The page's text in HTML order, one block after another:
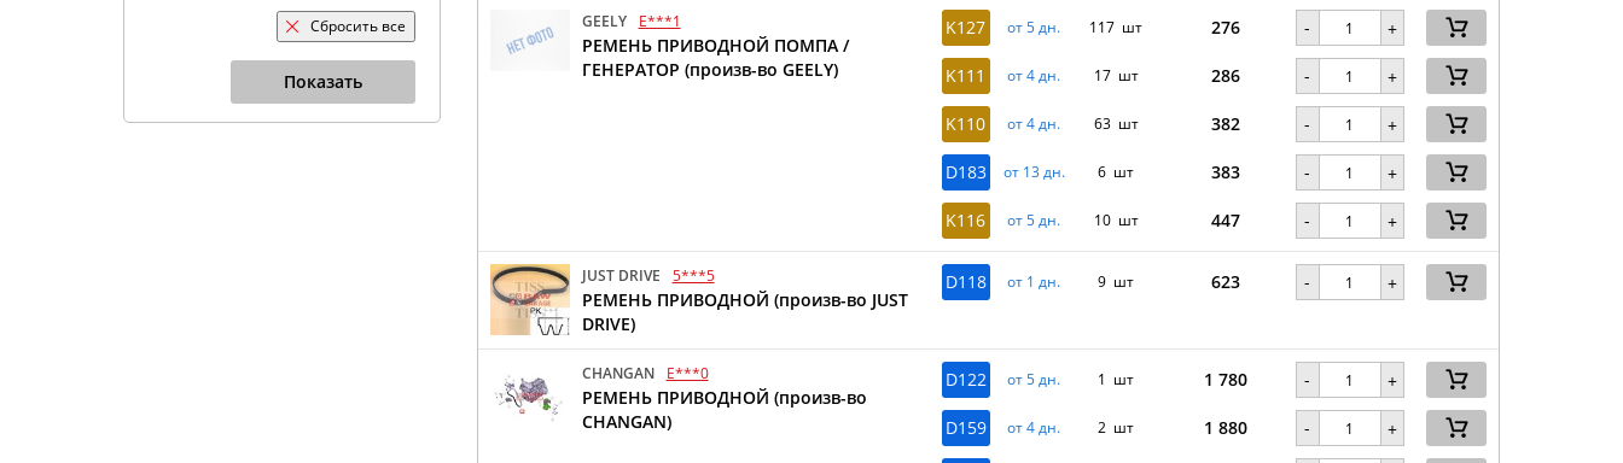
Сбросить все
Показать
GEELY E***1
РЕМЕНЬ ПРИВОДНОЙ ПОМПА /
ГЕНЕРАТОР (произв-во GEELY)
K127 от 5 дн. 117 шт 276 - +
K111 от 4 дн. 17 шт 286 - +
K110 от 4 дн. 63 шт 382 - +
D183 от 13 дн. 6 шт 383 - +
K116 от 5 дн. 10 шт 447 - +
JUST DRIVE 5***5
РЕМЕНЬ ПРИВОДНОЙ (произв-во JUST
DRIVE)
D118 от 1 дн. 9 шт 623 - +
CHANGAN E***0
РЕМЕНЬ ПРИВОДНОЙ (произв-во
CHANGAN)
D122 от 5 дн. 1 шт 1 780 - +
D159 от 4 дн. 2 шт 1 880 - +